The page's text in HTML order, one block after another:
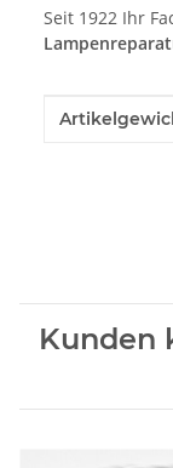
Seit 1922 Ihr
Wert
Kunden